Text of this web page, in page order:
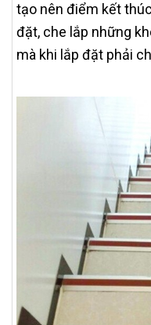
tạo nên điểm kết
đặt, che lắp những
mà khi lắp đặt phải